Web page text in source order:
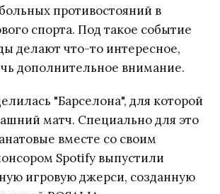
противостояний в
спорта. Под такое событие
делают что-то интересное,
дополнительное внимание.
"Барселона", для которой
матч. Специально для это
вместе со своим
Spotify выпустили
игровую джерси, созданную